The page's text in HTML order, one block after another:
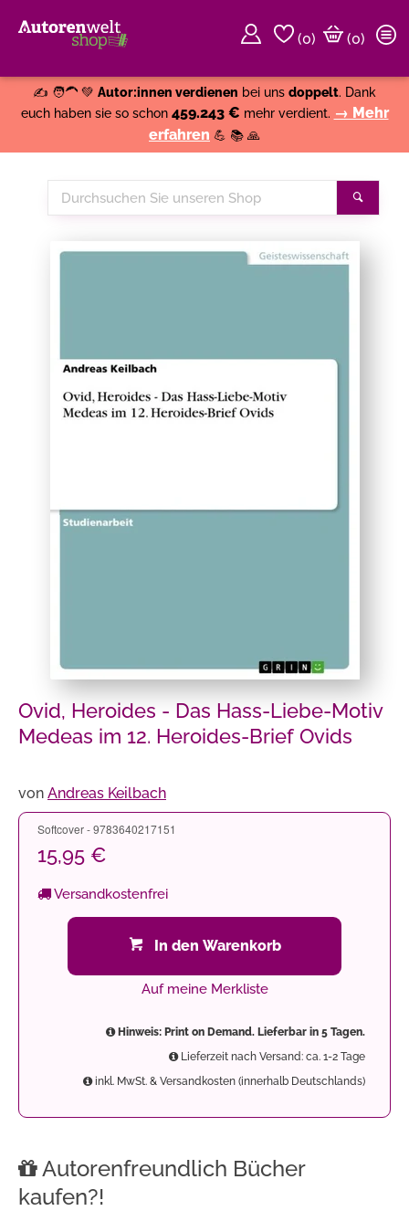
(0)
(0)
✍️ 🧑‍🦱 💚 Autor:innen verdienen bei uns doppelt. Dank
euch haben sie so schon 459.243 € mehr verdient. → Mehr
erfahren 💪 📚 🙏
Durchsuchen
Sie
Shop
Ovid, Heroides - Das Hass-Liebe-Motiv
Medeas im 12. Heroides-Brief Ovids
von Andreas Keilbach
Softcover - 9783640217151
15,95 €
Versandkostenfrei
In den Warenkorb
Auf meine Merkliste
Hinweis: Print on Demand. Lieferbar in 5 Tagen.
Lieferzeit nach Versand: ca. 1-2 Tage
inkl. MwSt. & Versandkosten (innerhalb Deutschlands)
Autorenfreundlich Bücher
kaufen?!